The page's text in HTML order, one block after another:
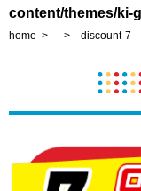
content/themes/ki-
home discount-7